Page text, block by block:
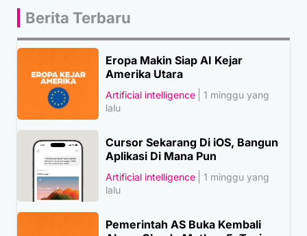
Berita Terbaru
Eropa Makin Siap AI Kejar
Amerika Utara
Artificial intelligence
1 minggu yang
lalu
Cursor Sekarang Di iOS, Bangun
Aplikasi Di Mana Pun
Artificial intelligence
1 minggu yang
lalu
Pemerintah AS Buka Kembali